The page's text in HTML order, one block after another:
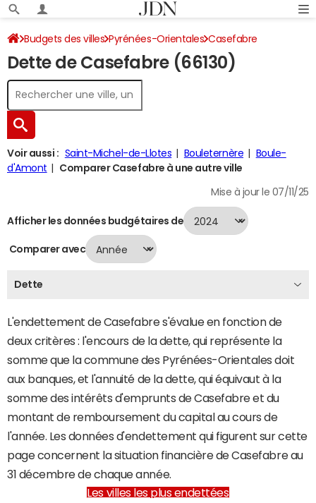
Budgets des villes Pyrénées-Orientales Casefabre
Dette au 31/12/2024
Dette de Casefabre (66130)
Voir aussi : Saint-Michel-de-Llotes Bouleternère
Boule-
d'Amont
Comparer Casefabre à une autre ville
Mise à jour le 07/11/25
Afficher les données budgétaires de
Comparer avec
Dette
L'endettement de Casefabre s'évalue en fonction de
deux critères : l'encours de la dette, qui représente la
somme que la commune des Pyrénées-Orientales doit
aux banques, et l'annuité de la dette, qui équivaut à la
somme des intérêts d'emprunts de Casefabre et du
montant de remboursement du capital au cours de
l'année. Les données d'endettement qui figurent sur cette
page concernent la situation financière de Casefabre au
31 décembre de chaque année.
Les villes les plus endettées